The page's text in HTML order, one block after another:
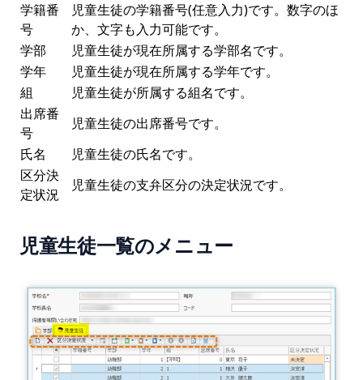
学籍番
号
児童生徒の学籍番号(任意入力)です。数字のほ
か、文字も入力可能です。
学部
児童生徒が現在所属する学部名です。
学年
児童生徒が現在所属する学年です。
組
児童生徒が所属する組名です。
出席番
号
児童生徒の出席番号です。
氏名
児童生徒の氏名です。
区分決
定状況
児童生徒の支弁区分の決定状況です。
児童生徒一覧のメニュー